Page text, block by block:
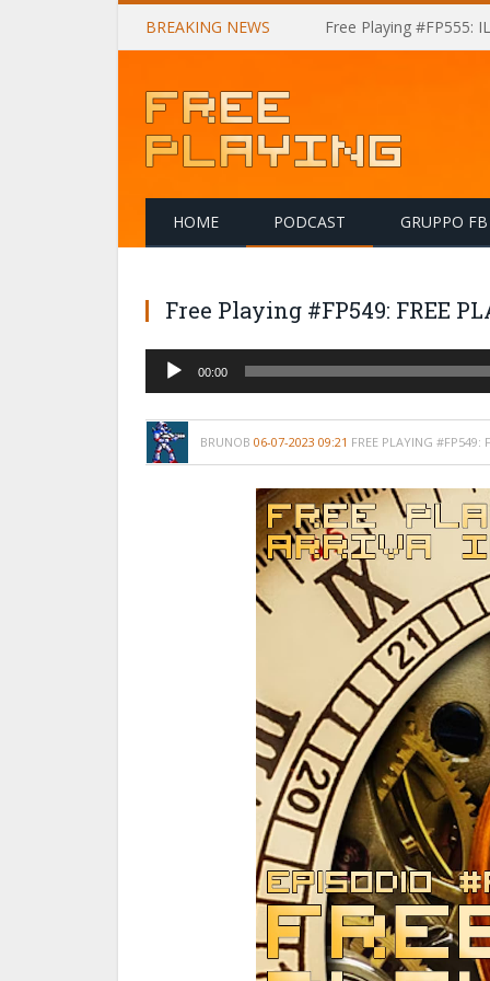
BREAKING NEWS Free Playing #FP555:
HOME PODCAST GRUPPO FB
Free Playing #FP549: FREE
Audio
00:00
BRUNOB 06-07-2023 09:21 FREE PLAYING #FP549: